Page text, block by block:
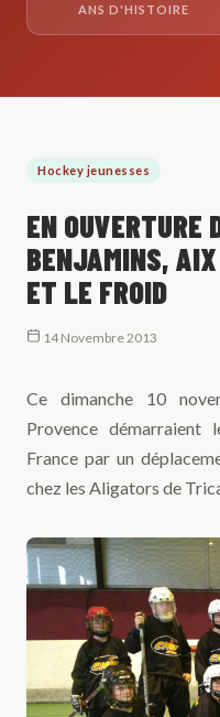
ANS D'HISTOIRE
Hockey jeunesses
EN OUVERTURE
BENJAMINS,
ET LE FROID
14 Novembre 2013
Ce dimanche 10
Provence démarraient
France par un
chez les Aligators de